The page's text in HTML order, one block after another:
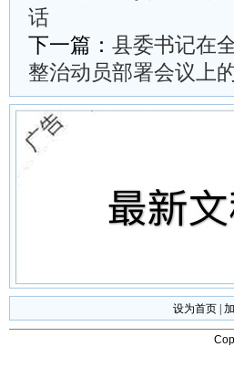
话​​
下一篇： 县委书记在
整治动员部署会议上
设为首页